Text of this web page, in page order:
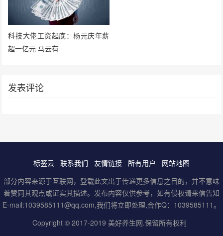
科技大佬工资起底：杨元庆年薪
超一亿元 马云有
发表评论
标签云 联系我们 友情链接 所有用户
网站地图
部分内容来源于互联网，登载此文出于传递更多信息之目的，并不意味
着赞同其观点或证实其描述。发布内容仅供参考，如有侵权请来信告知
E-mail:1039585111@qq.com,我们将立即处理,合作Q：1039585111。
Copyright © 2017-2019 美好养生网.保留所有权利